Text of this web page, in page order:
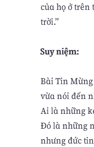
của họ ở
trời.”
Suy niệm:
Bài Tin
vừa nói đến
Ai là những
Đó là những
nhưng đức